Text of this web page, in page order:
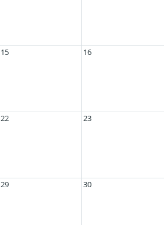
15 16
22 23
29 30